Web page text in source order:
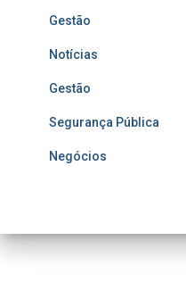
Gestão
Notícias
Gestão
Segurança Pública
Negócios